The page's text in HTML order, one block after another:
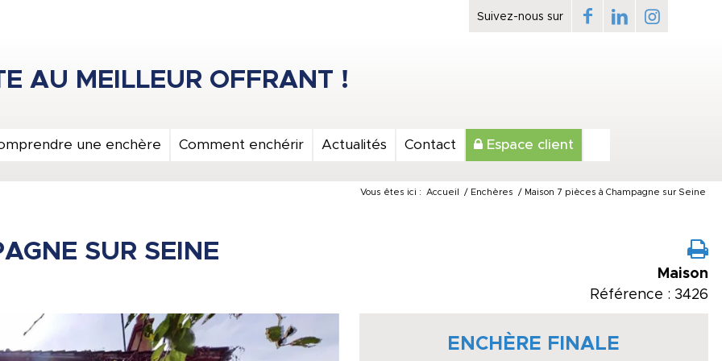
une enchère Comment enchérir Actualités Contact Espace client
Vous êtes ici : Accueil / Enchères / Maison 7 pièces à Champagne sur Seine
SUR SEINE
Maison
Référence : 3426
ENCHÈRE FINALE